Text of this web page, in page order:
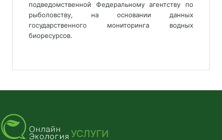
подведомственной Федеральному агентству по
рыболовству, на основании данных
государственного мониторинга водных
биоресурсов.
УСЛУГИ